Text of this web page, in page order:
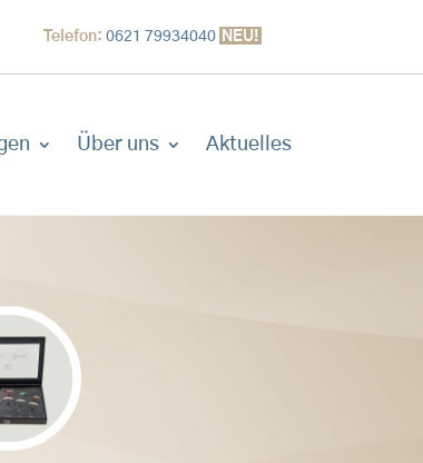
Telefon: 0621 79934040 NEU!
Über uns Aktuelles